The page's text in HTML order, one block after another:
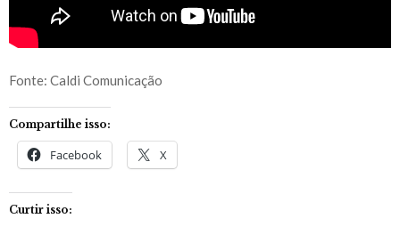
Fonte: Caldi Comunicação
Compartilhe isso:
Facebook X
Curtir isso: